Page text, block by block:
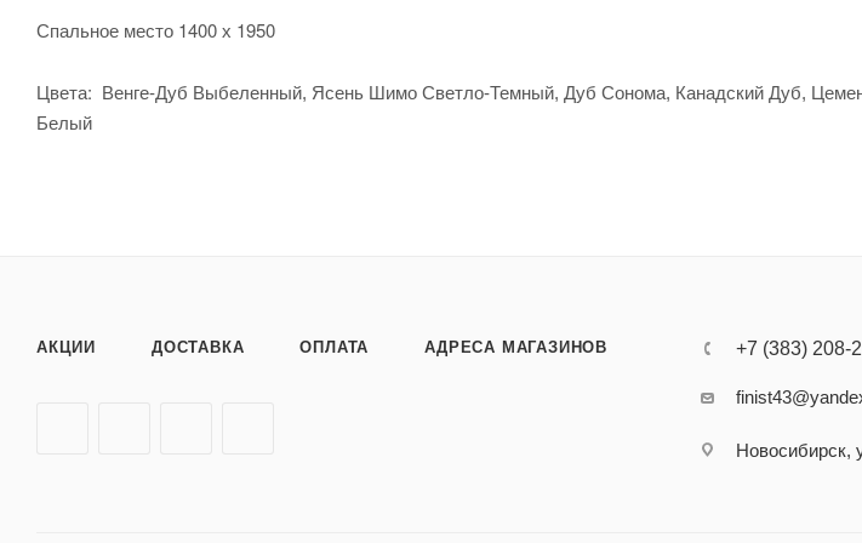
Спальное место 1400 х 1950
Цвета: Венге-Дуб Выбеленный, Ясень Шимо Светло-Темный, Дуб Сонома, Канадский Дуб,
Белый
АКЦИИ ДОСТАВКА ОПЛАТА АДРЕСА МАГАЗИНОВ +7 (383) 208-
Новосибирск,